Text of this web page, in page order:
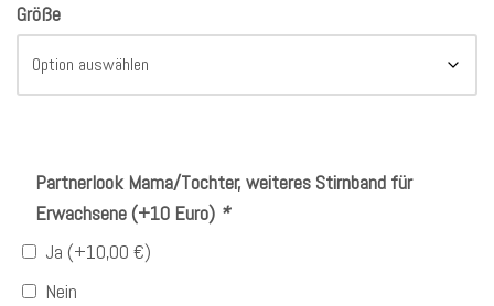
Größe
Partnerlook Mama/Tochter, weiteres Stirnband für
Erwachsene (+10 Euro) *
Ja (+10,00 €)
Nein